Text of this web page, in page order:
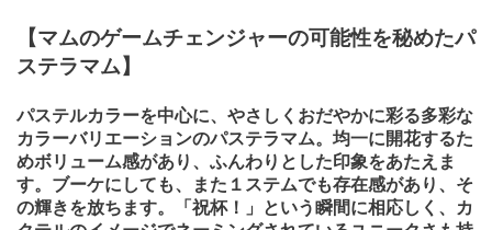
【マムのゲームチェンジャーの可能性を秘めたパ
ステラマム】
パステルカラーを中心に、やさしくおだやかに彩る多彩な
カラーバリエーションのパステラマム。均一に開花するた
めボリューム感があり、ふんわりとした印象をあたえま
す。ブーケにしても、また１ステムでも存在感があり、そ
の輝きを放ちます。「祝杯！」という瞬間に相応しく、カ